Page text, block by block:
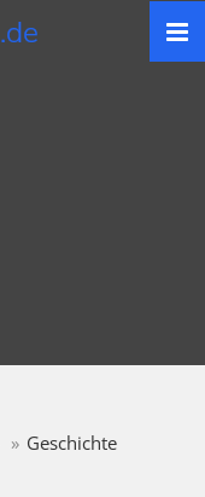
.de
Geschichte